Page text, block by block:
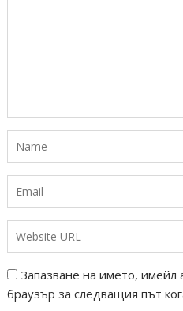
Запазване на името, имейл
браузър за следващия път